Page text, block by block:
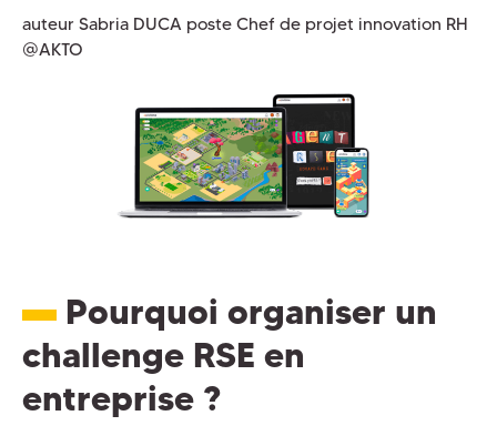
auteur Sabria DUCA poste Chef de projet innovation RH
@AKTO
Pourquoi organiser un
challenge RSE en
entreprise ?